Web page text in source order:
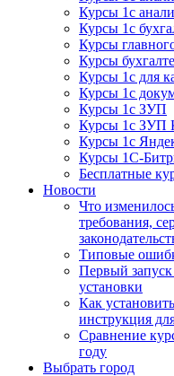
Курсы 1с
Курсы 1с
Курсы
Курсы
Курсы 1с для
Курсы 1с
Курсы 1с ЗУП
Курсы 1с
Курсы 1с
Курсы 1С-
Бесплатные
Новости
Что
требования,
Типовые
Первый
установки
Как
инструкция
Сравнение
году
Выбрать город